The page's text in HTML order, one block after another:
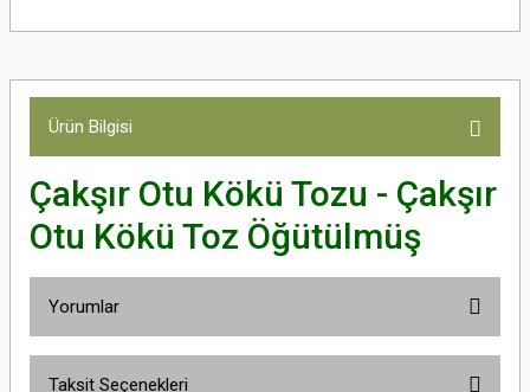
Ürün Bilgisi
Çakşır Otu Kökü Tozu - Çakşır
Otu Kökü Toz Öğütülmüş
Yorumlar
Taksit Seçenekleri